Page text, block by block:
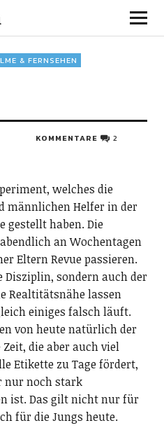
& FERNSEHEN
KOMMENTARE 2
welches die
männlichen Helfer in der
gestellt haben. Die
an Wochentagen
Eltern Revue passieren.
sondern auch der
Realtitätsnähe lassen
einiges falsch läuft.
von heute natürlich der
die aber auch viel
Etikette zu Tage fördert,
nur noch stark
ist. Das gilt nicht nur für
für die Jungs heute.